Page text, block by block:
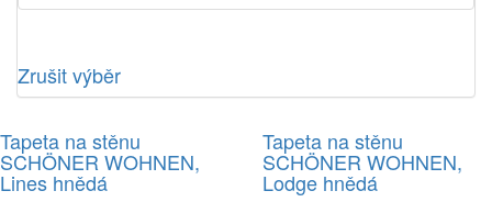
Zrušit výběr
Tapeta na stěnu
SCHÖNER WOHNEN,
Lines hnědá
Tapeta na stěnu
SCHÖNER WOHNEN,
Lodge hnědá